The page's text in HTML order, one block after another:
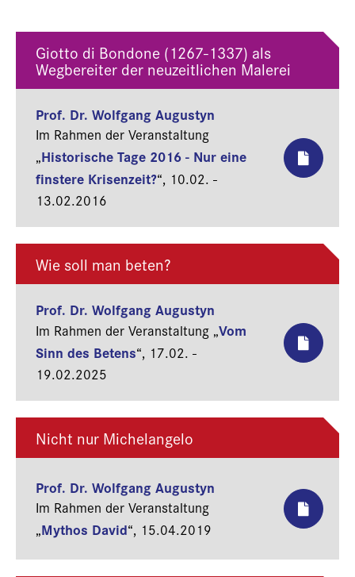
Giotto di Bondone (1267-1337) als
Wegbereiter der neuzeitlichen Malerei
Prof. Dr. Wolfgang Augustyn
Im Rahmen der Veranstaltung
„Historische Tage 2016 - Nur eine
finstere Krisenzeit?“, 10.02. -
13.02.2016
Wie soll man beten?
Prof. Dr. Wolfgang Augustyn
Im Rahmen der Veranstaltung „Vom
Sinn des Betens“, 17.02. -
19.02.2025
Nicht nur Michelangelo
Prof. Dr. Wolfgang Augustyn
Im Rahmen der Veranstaltung
„Mythos David“, 15.04.2019